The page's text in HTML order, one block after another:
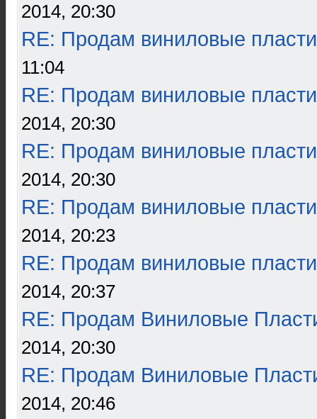
2014, 20:30
RE: Продам виниловые
11:04
RE: Продам виниловые
2014, 20:30
RE: Продам виниловые
2014, 20:30
RE: Продам виниловые
2014, 20:23
RE: Продам виниловые
2014, 20:37
RE: Продам Виниловые
2014, 20:30
RE: Продам Виниловые
2014, 20:46